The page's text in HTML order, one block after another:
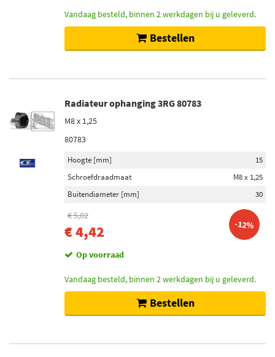
Vandaag besteld, binnen 2 werkdagen bij u geleverd.
Bestellen
Radiateur ophanging 3RG 80783
M8 x 1,25
80783
Hoogte [mm]
15
Schroefdraadmaat
M8 x 1,25
Buitendiameter [mm]
30
€ 5,02
€ 4,42 -12%
Op voorraad
Vandaag besteld, binnen 2 werkdagen bij u geleverd.
Bestellen